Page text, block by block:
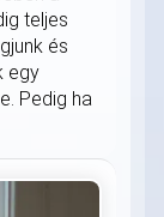
teljes
és
egy
Pedig ha